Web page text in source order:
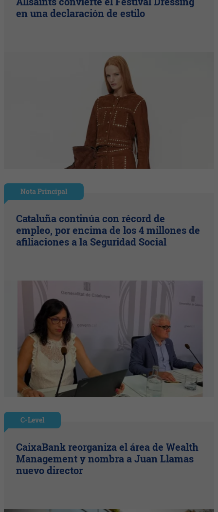
en una declaración de estilo
Nota Principal
Cataluña continúa con récord de
empleo, por encima de los 4 millones de
afiliaciones a la Seguridad Social
C-Level
CaixaBank reorganiza el área de Wealth
Management y nombra a Juan Llamas
nuevo director